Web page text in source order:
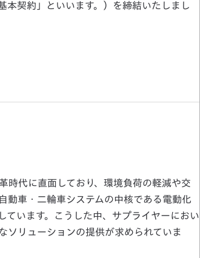
本契約」といいます。）を締結いたしまし
代に直面しており、環境負荷の軽減や交
動車・二輪車システムの中核である電動化
ています。こうした中、サプライヤーにおい
ソリューションの提供が求められていま